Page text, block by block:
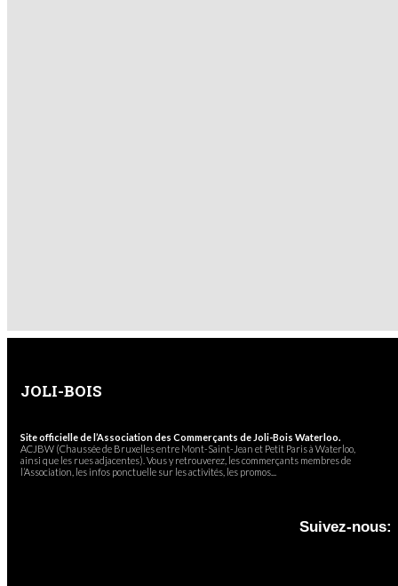
JOLI-BOIS
Site officielle de l’Association des Commerçants de Joli-Bois Waterloo.
ACJBW (Chaussée de Bruxelles entre Mont-Saint-Jean et Petit Paris à Waterloo,
ainsi que les rues adjacentes). Vous y retrouverez, les commerçants membres de
l’Association, les infos ponctuelle sur les activités, les promos...
Suivez-nous: